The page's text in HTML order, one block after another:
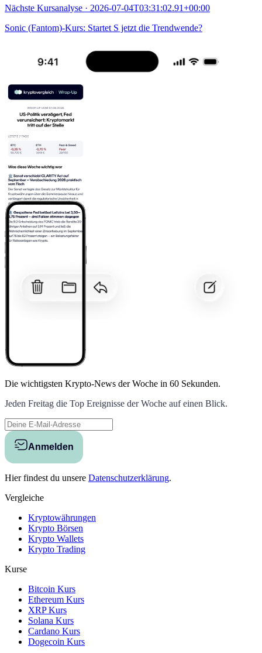
Nächste Kursanalyse · 2026-07-04T03:31:02.91+00:00
Sonic (Fantom)-Kurs: Startet S jetzt die Trendwende?
Die wichtigsten Krypto-News der Woche in 60 Sekunden.
Jeden Freitag die Top Ereignisse der Woche auf einen Blick.
Anmelden
Hier findest du unsere Datenschutzerklärung.
Vergleiche
Kryptowährungen
Krypto Börsen
Krypto Wallets
Krypto Trading
Kurse
Bitcoin Kurs
Ethereum Kurs
XRP Kurs
Solana Kurs
Cardano Kurs
Dogecoin Kurs